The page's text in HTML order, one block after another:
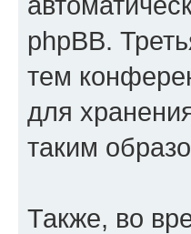
phpBB.
тем
для
таким
Также, во